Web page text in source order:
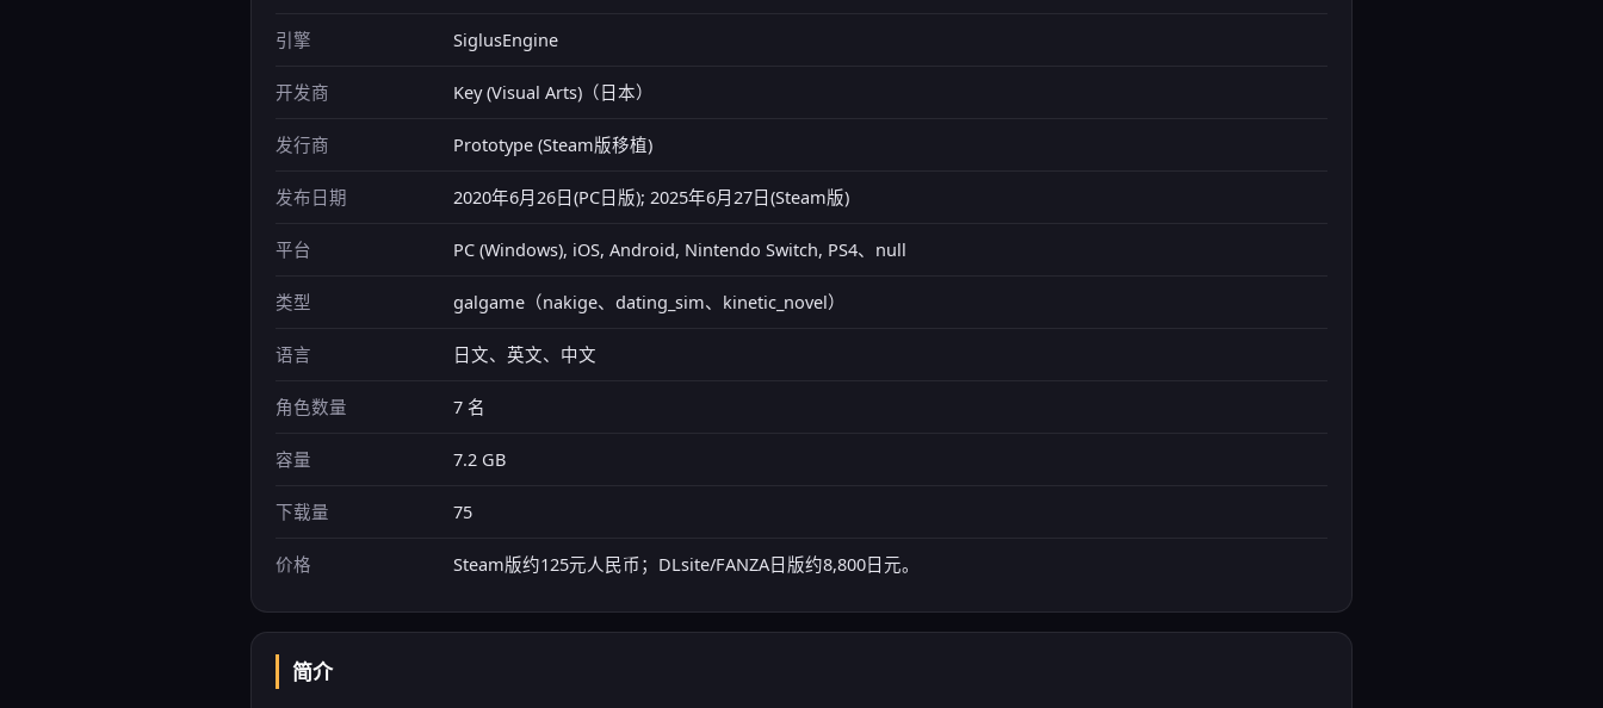
引擎 SiglusEngine
开发商 Key (Visual Arts)（日本）
发行商 Prototype (Steam版移植)
发布日期 2020年6月26日(PC日版); 2025年6月27日(Steam版)
平台 PC (Windows), iOS, Android, Nintendo Switch, PS4、null
类型 galgame（nakige、dating_sim、kinetic_novel）
语言 日文、英文、中文
角色数量 7 名
容量 7.2 GB
下载量 75
价格 Steam版约125元人民币；DLsite/FANZA日版约8,800日元。
简介